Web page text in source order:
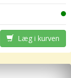
Læg i kurven